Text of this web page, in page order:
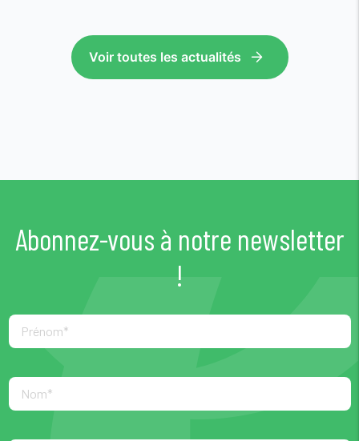
Voir toutes les actualités
Abonnez-vous à notre newsletter
!